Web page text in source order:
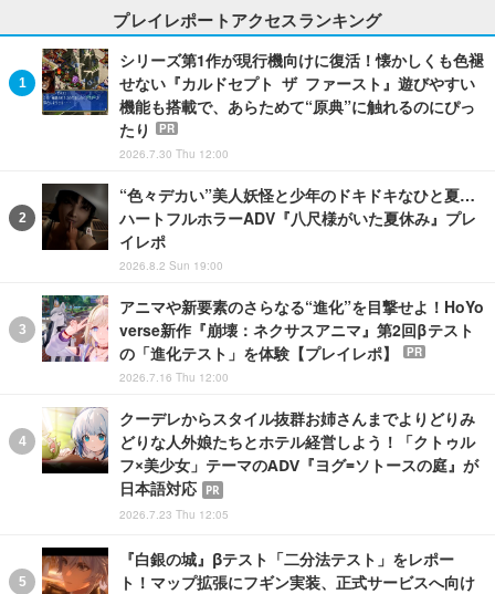
プレイレポートアクセスランキング
シリーズ第1作が現行機向けに復活！懐かしくも色褪
せない『カルドセプト ザ ファースト』遊びやすい
機能も搭載で、あらためて“原典”に触れるのにぴっ
たり
PR
2026.7.30 Thu 12:00
“色々デカい”美人妖怪と少年のドキドキなひと夏…
ハートフルホラーADV『八尺様がいた夏休み』プレ
イレポ
2026.8.2 Sun 19:00
アニマや新要素のさらなる“進化”を目撃せよ！HoYo
verse新作『崩壊：ネクサスアニマ』第2回βテスト
の「進化テスト」を体験【プレイレポ】
PR
2026.7.16 Thu 12:00
クーデレからスタイル抜群お姉さんまでよりどりみ
どりな人外娘たちとホテル経営しよう！「クトゥル
フ×美少女」テーマのADV『ヨグ=ソトースの庭』が
日本語対応
PR
2026.7.23 Thu 12:05
『白銀の城』βテスト「二分法テスト」をレポー
ト！マップ拡張にフギン実装、正式サービスへ向け